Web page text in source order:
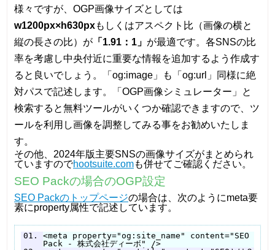
様々ですが、OGP画像サイズとしては
w1200px×h630pxもしくはアスペクト比（画像の横と
縦の長さの比）が 「1.91：1」 が最適です。各SNSの比
率を考慮し中央付近に重要な情報を追加するよう作成す
ると良いでしょう。「og:image」も「og:url」同様に絶
対パスで記述します。「OGP画像シミュレーター」と
検索すると無料ツールがいくつか確認できますので、ツ
ールを利用し画像を調整してみる事をお勧めいたしま
す。
その他、2024年版主要SNSの画像サイズがまとめられ
ていますのでhootsuite.comも併せてご確認ください。
SEO Packの場合のOGP設定
SEO Packのトップページの場合は、次のようにmeta要
素にproperty属性で記述しています。
<meta property="og:site_name" content="SEO
Pack - 株式会社ディーボ" />